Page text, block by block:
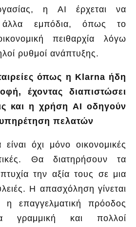
η AI έρχεται να
άλλα εμπόδια, όπως το
πειθαρχία λόγω
ρυθμοί ανάπτυξης.
όπως η Klarna ήδη
έχοντας διαπιστώσει
και η χρήση ΑΙ οδηγούν
πελατών
όχι μόνο οικονομικές
Θα διατηρήσουν τα
την αξία τους σε μια
Η απασχόληση γίνεται
η επαγγελματική πρόοδος
γραμμική και πολλοί